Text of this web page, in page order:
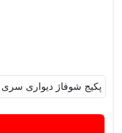
پکیج‌ شوفاژ دیواری سری A24FF